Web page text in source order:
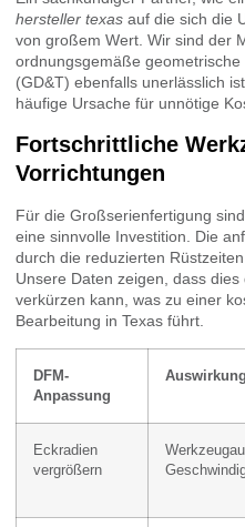
hersteller texas auf die sich die
von großem Wert. Wir sind der
ordnungsgemäße
(GD&T) ebenfalls unerlässlich
häufige Ursache für unnötige
Fortschrittliche
Vorrichtungen
Für die Großserienfertigung
eine sinnvolle Investition. Die
durch die reduzierten
Unsere Daten zeigen, dass
verkürzen kann, was zu einer
Bearbeitung in Texas führt.
DFM-
Anpassung
Eckradien
vergrößern